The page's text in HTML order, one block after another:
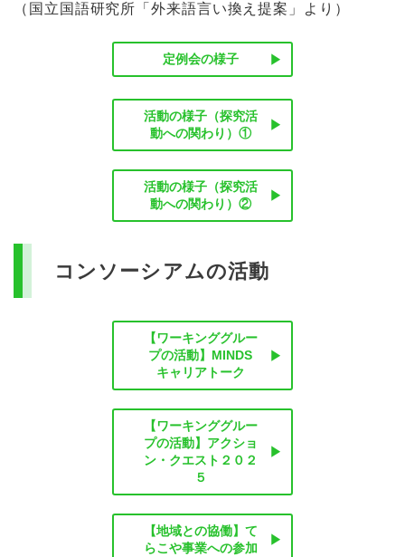
（国立国語研究所「外来語言い換え提案」より）
定例会の様子
活動の様子（探究活
動への関わり）①
活動の様子（探究活
動への関わり）②
コンソーシアムの活動
【ワーキンググルー
プの活動】MINDS
キャリアトーク
【ワーキンググルー
プの活動】アクショ
ン・クエスト２０２
５
【地域との協働】て
らこや事業への参加